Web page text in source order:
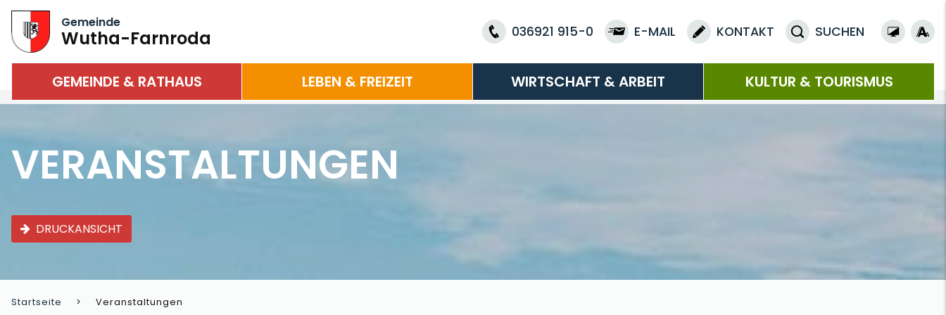
Gemeinde
Wutha-Farnroda 036921 915-0 E-MAIL KONTAKT SUCHEN
GEMEINDE & RATHAUS LEBEN & FREIZEIT WIRTSCHAFT & ARBEIT KULTUR & TOURISMUS
VERANSTALTUNGEN
DRUCKANSICHT
Startseite Veranstaltungen